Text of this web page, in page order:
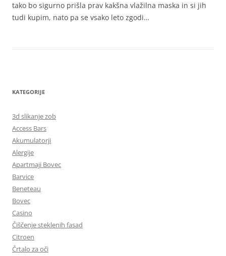
tako bo sigurno prišla prav kakšna vlažilna maska in si jih
tudi kupim, nato pa se vsako leto zgodi…
KATEGORIJE
3d slikanje zob
Access Bars
Akumulatorji
Alergije
Apartmaji Bovec
Barvice
Beneteau
Bovec
Casino
Čiščenje steklenih fasad
Citroen
Črtalo za oči